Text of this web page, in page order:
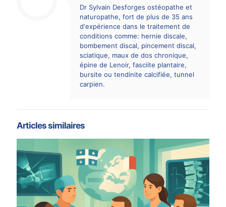
Dr Sylvain Desforges ostéopathe et
naturopathe, fort de plus de 35 ans
d'expérience dans le traitement de
conditions comme: hernie discale,
bombement discal, pincement discal,
sciatique, maux de dos chronique,
épine de Lenoir, fasciite plantaire,
bursite ou tendinite calcifiée, tunnel
carpien.
Articles similaires